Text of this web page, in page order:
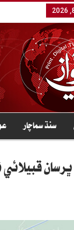
سنڌ سماچار